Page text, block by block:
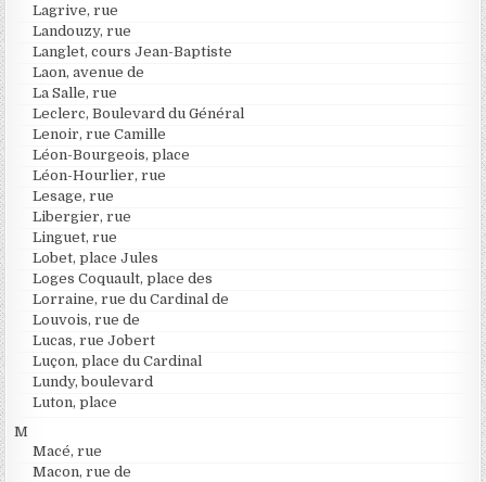
Lagrive, rue
Landouzy, rue
Langlet, cours Jean-Baptiste
Laon, avenue de
La Salle, rue
Leclerc, Boulevard du Général
Lenoir, rue Camille
Léon-Bourgeois, place
Léon-Hourlier, rue
Lesage, rue
Libergier, rue
Linguet, rue
Lobet, place Jules
Loges Coquault, place des
Lorraine, rue du Cardinal de
Louvois, rue de
Lucas, rue Jobert
Luçon, place du Cardinal
Lundy, boulevard
Luton, place
M
Macé, rue
Macon, rue de